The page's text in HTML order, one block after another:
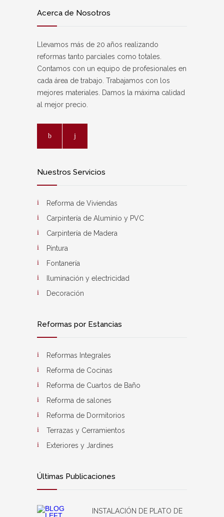
Acerca de Nosotros
Llevamos más de 20 años realizando
reformas tanto parciales como totales.
Contamos con un equipo de profesionales en
cada área de trabajo. Trabajamos con los
mejores materiales. Damos la máxima calidad
al mejor precio.
Nuestros Servicios
Reforma de Viviendas
Carpintería de Aluminio y PVC
Carpintería de Madera
Pintura
Fontanería
Iluminación y electricidad
Decoración
Reformas por Estancias
Reformas Integrales
Reforma de Cocinas
Reforma de Cuartos de Baño
Reforma de salones
Reforma de Dormitorios
Terrazas y Cerramientos
Exteriores y Jardines
Últimas Publicaciones
INSTALACIÓN DE PLATO DE